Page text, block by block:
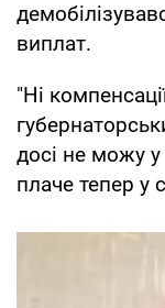
виплат.
"Ні
досі не можу у
плаче тепер у